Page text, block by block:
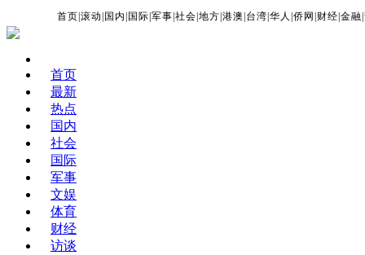
首页 |滚动 国内 国际 |军事 |社会 |地方 |港澳 台湾 |华人 |侨网 财经 |金融 |
首页
最新
热点
国内
社会
国际
军事
文娱
体育
财经
访谈